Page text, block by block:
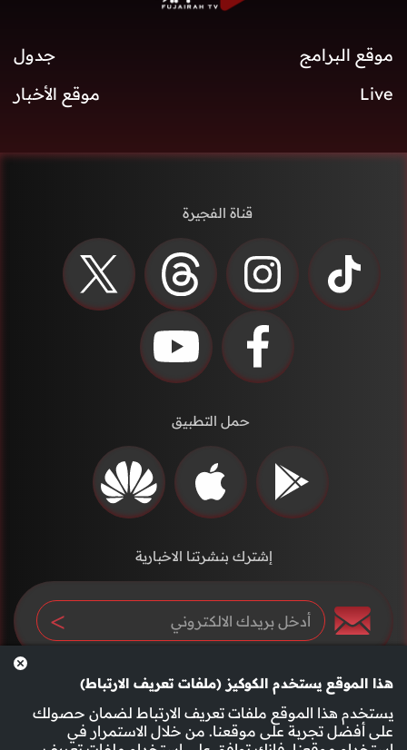
هذا الموقع يستخدم الكوكيز (ملفات تعريف الارتباط)
يستخدم هذا الموقع ملفات تعريف الارتباط لضمان حصولك
على أفضل تجربة على موقعنا. من خلال الاستمرار في
موقع البرامج
جدول
Live
موقع الأخبار
قناة الفجيرة
حمل التطبيق
إشترك بنشرتنا الاخبارية